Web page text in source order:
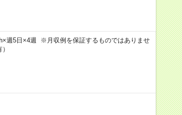
週5日×4週 ※月収例を保証するものではありませ